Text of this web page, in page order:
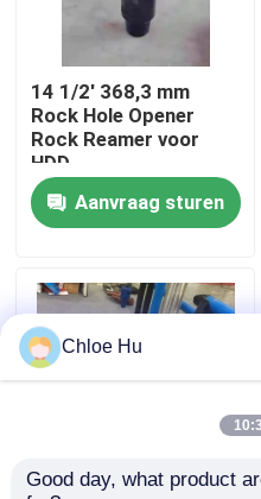
Fabrieksreis
Kwaliteitscontrole
Nieuws
Verzoek om een Citaat
Boorinstallatiemachines
Boorinstallatie voor
14 1/2' 368,3 mm
Rock Hole Opener
Rock Reamer voor
HDD
Aanvraag sturen
Chloe Hu
Good day, what product